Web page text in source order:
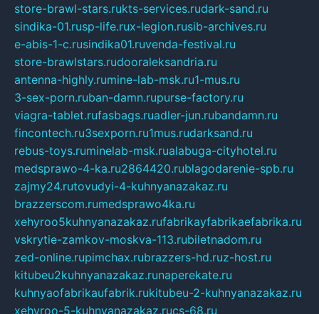
store-brawl-stars.rukts-services.rudark-sand.ru
sindika-01.rusp-life.rux-legion.rusib-archives.ru
e-abis-1-c.rusindika01.ruvenda-festival.ru
store-brawlstars.rudooraleksandria.ru
antenna-highly.rumine-lab-msk.ru1-mus.ru
3-sex-porn.ruban-damn.rupurse-factory.ru
viagra-tablet.rufasbags.ruadler-jun.rubandamn.ru
fincontech.ru3sexporn.ru1mus.rudarksand.ru
rebus-toys.ruminelab-msk.rualabuga-cityhotel.ru
medsprawo-4-ka.ru2864420.rublagodarenie-spb.ru
zajmy24.rutovudyi-4-kuhnyanazakaz.ru
brazzerscom.rumedsprawo4ka.ru
xehyroo5kuhnyanazakaz.rufabrikayfabrikaefabrika.ru
vskrytie-zamkov-moskva-113.rubiletnadom.ru
zed-online.rupimchax.rubrazzers-hd.ruz-host.ru
kitubeu2kuhnyanazakaz.runaperekate.ru
kuhnyaofabrikaufabrik.rukitubeu-2-kuhnyanazakaz.ru
xehyroo-5-kuhnyanazakaz.rucs-68.ru